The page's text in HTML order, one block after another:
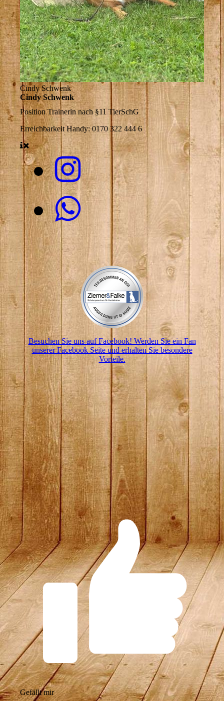
Cindy Schwenk
Cindy Schwenk
PositionTrainerin nach §11 TierSchG
ErreichbarkeitHandy: 0170 322 444 6
Besuchen Sie uns auf Facebook! Werden Sie ein Fan
unserer Facebook Seite und erhalten Sie besondere
Vorteile.
Gefällt mir